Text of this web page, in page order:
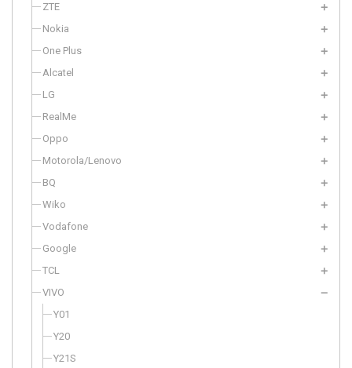
ZTE
Nokia
One Plus
Alcatel
LG
RealMe
Oppo
Motorola/Lenovo
BQ
Wiko
Vodafone
Google
TCL
VIVO
Y01
Y20
Y21S